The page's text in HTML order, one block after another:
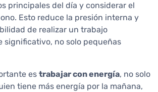
principales del día y considerar el
Esto reduce la presión interna y
de realizar un trabajo
significativo, no solo pequeñas
es trabajar con energía, no solo
tiene más energía por la mañana,